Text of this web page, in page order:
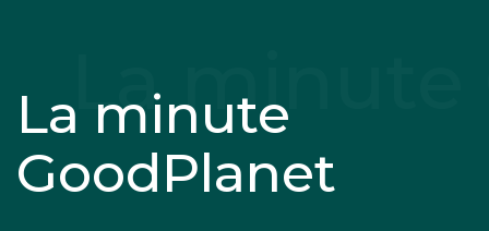
La minute
GoodPlanet